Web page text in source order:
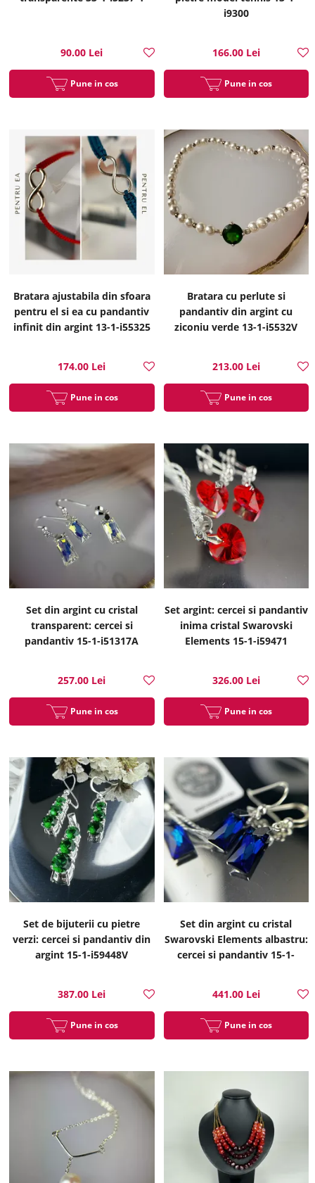
90.00 Lei
Pune in cos
i9300
166.00 Lei
Pune in cos
Bratara ajustabila din sfoara
pentru el si ea cu pandantiv
infinit din argint 13-1-i55325
174.00 Lei
Pune in cos
Bratara cu perlute si
pandantiv din argint cu
ziconiu verde 13-1-i5532V
213.00 Lei
Pune in cos
Set din argint cu cristal
transparent: cercei si
pandantiv 15-1-i51317A
257.00 Lei
Pune in cos
Set argint: cercei si pandantiv
inima cristal Swarovski
Elements 15-1-i59471
326.00 Lei
Pune in cos
Set de bijuterii cu pietre
verzi: cercei si pandantiv din
argint 15-1-i59448V
387.00 Lei
Pune in cos
Set din argint cu cristal
Swarovski Elements albastru:
cercei si pandantiv 15-1-
441.00 Lei
Pune in cos